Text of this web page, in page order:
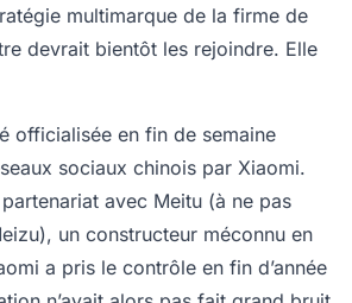
multimarque de la firme de
devrait bientôt les rejoindre. Elle
officialisée en fin de semaine
sociaux chinois par Xiaomi.
partenariat avec Meitu (à ne pas
un constructeur méconnu en
a pris le contrôle en fin d’année